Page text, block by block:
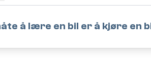
å lære en bil er å kjøre en